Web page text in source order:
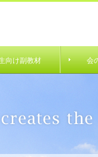
向け副教材 会